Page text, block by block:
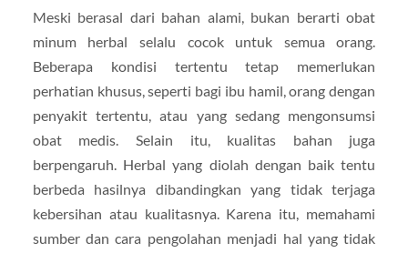
Meski berasal dari bahan alami, bukan berarti obat
minum herbal selalu cocok untuk semua orang.
Beberapa kondisi tertentu tetap memerlukan
perhatian khusus, seperti bagi ibu hamil, orang dengan
penyakit tertentu, atau yang sedang mengonsumsi
obat medis. Selain itu, kualitas bahan juga
berpengaruh. Herbal yang diolah dengan baik tentu
berbeda hasilnya dibandingkan yang tidak terjaga
kebersihan atau kualitasnya. Karena itu, memahami
sumber dan cara pengolahan menjadi hal yang tidak